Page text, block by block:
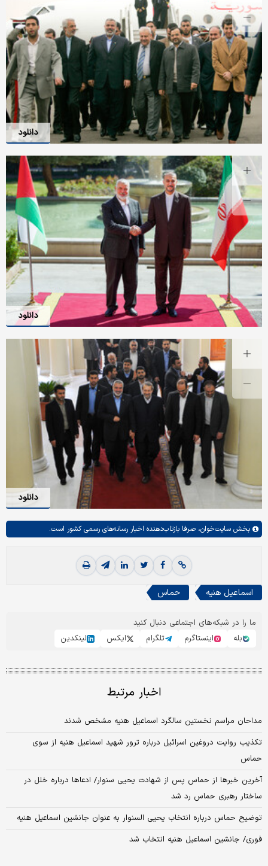
دانلود
دانلود
دانلود
بخش سایت‌خوان، صرفا بازتاب‌دهنده اخبار رسانه‌های رسمی کشور است.
اسماعیل هنیه حماس
ما را در شبکه‌های اجتماعی دنبال کنید
بله
اینستاگرم تلگرام ایکس لینکدین
اخبار مرتبط
مداحان مراسم نخستین سالگرد اسماعیل هنیه مشخص شدند
تکذیب روایت دروغین اسرائیل درباره ترور شهید اسماعیل هنیه از سوی
حماس
آخرین خبرها از حماس پس از شهادت یحیی سنوار/ ادعاها درباره خلل در
ساختار رهبری حماس رد شد
توضیح حماس درباره انتخاب یحیی السنوار به عنوان جانشین اسماعیل هنیه
فوری/ جانشین اسماعیل هنیه انتخاب شد